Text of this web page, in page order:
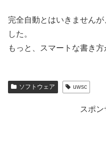
完全自動とはいきません
した。
もっと、スマートな書き
ソフトウェア uwsc
スポン